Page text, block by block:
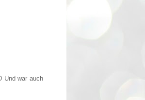
Und war auch